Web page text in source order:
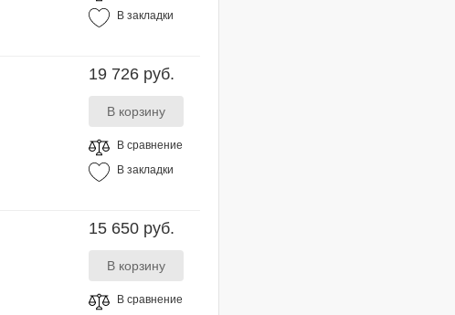
В закладки
19 726 руб.
В сравнение
В закладки
15 650 руб.
В сравнение